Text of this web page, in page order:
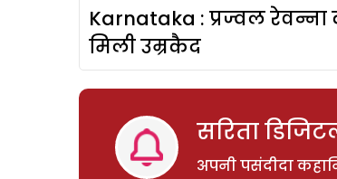
Karnataka : प्रज्वल रेवन्ना
मिली उम्रकैद
सरिता
अपनी पसंदीदा